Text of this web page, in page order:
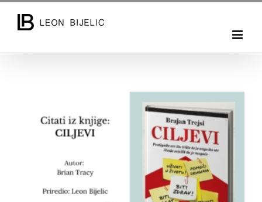
BRIAN TRACY CILJEVI – CITATI IZ KNJIGE